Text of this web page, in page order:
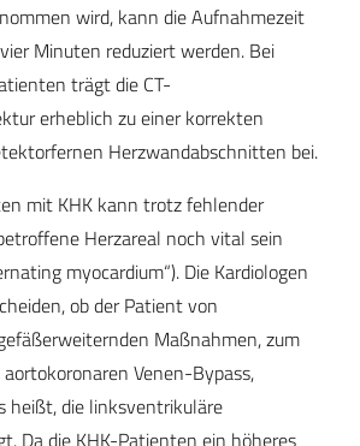
wird, kann die Aufnahmezeit
Minuten reduziert werden. Bei
trägt die CT-
erheblich zu einer korrekten
Herzwandabschnitten bei.
mit KHK kann trotz fehlender
Herzareal noch vital sein
myocardium“). Die Kardiologen
ob der Patient von
Maßnahmen, zum
Venen-Bypass,
heißt, die linksventrikuläre
Da die KHK-Patienten ein höheres